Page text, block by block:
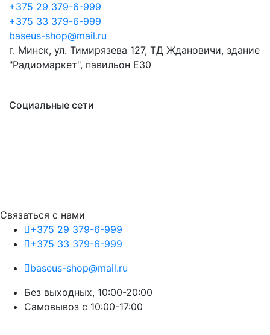
+375 29 379-6-999
+375 33 379-6-999
baseus-shop@mail.ru
г. Минск, ул. Тимирязева 127, ТД Ждановичи, здание
"Радиомаркет", павильон E30
Социальные сети
Связаться с нами
+375 29 379-6-999
+375 33 379-6-999
baseus-shop@mail.ru
Без выходных, 10:00-20:00
Cамовывоз с 10:00-17:00